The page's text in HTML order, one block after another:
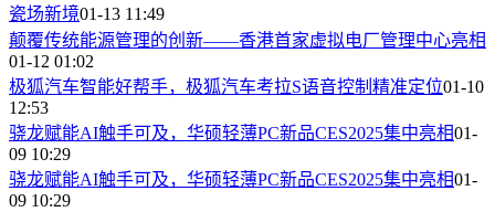
瓷场新境01-13 11:49
颠覆传统能源管理的创新——香港首家虚拟电厂管理中心亮相
01-12 01:02
极狐汽车智能好帮手，极狐汽车考拉S语音控制精准定位01-10
12:53
骁龙赋能AI触手可及，华硕轻薄PC新品CES2025集中亮相01-
09 10:29
骁龙赋能AI触手可及，华硕轻薄PC新品CES2025集中亮相01-
09 10:29